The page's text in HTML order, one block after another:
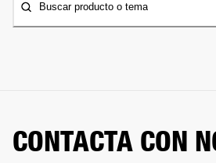
Buscar producto o tema
CONTACTA CON